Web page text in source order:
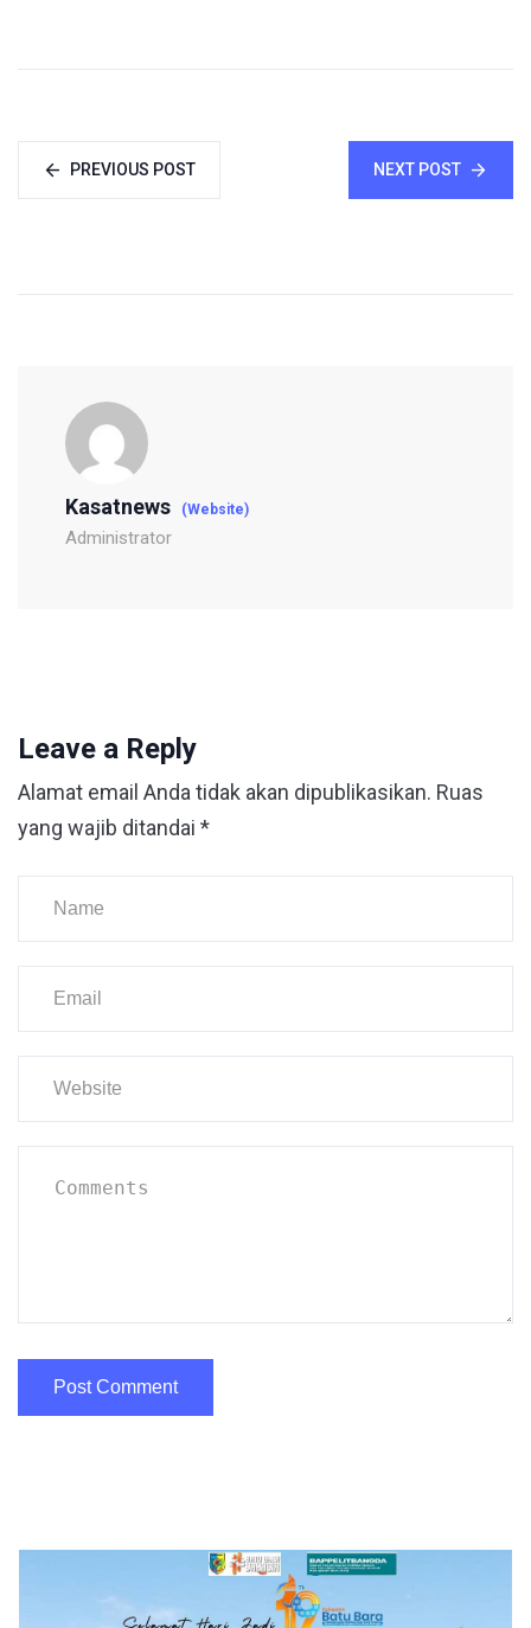
PREVIOUS POST NEXT POST
Kasatnews (Website)
Administrator
Leave a Reply
Alamat email Anda tidak akan dipublikasikan. Ruas
yang wajib ditandai *